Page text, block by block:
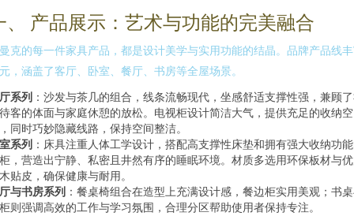
、 产品展示：艺术与功能的完美融合
克的每一件家具产品，都是设计美学与实用功能的结晶。品牌产品线
，涵盖了客厅、卧室、餐厅、书房等全屋场景。
系列 ：沙发与茶几的组合，线条流畅现代，坐感舒适支撑性强，兼顾
客的体面与家庭休憩的放松。电视柜设计简洁大气，提供充足的收纳空
同时巧妙隐藏线路，保持空间整洁。
系列 ：床具注重人体工学设计，搭配高支撑性床垫和拥有强大收纳功
，营造出宁静、私密且井然有序的睡眠环境。材质多选用环保板材与
贴皮，确保健康与耐用。
与书房系列 ：餐桌椅组合在造型上充满设计感，餐边柜实用美观；书
则强调高效的工作与学习氛围，合理分区帮助使用者保持专注。